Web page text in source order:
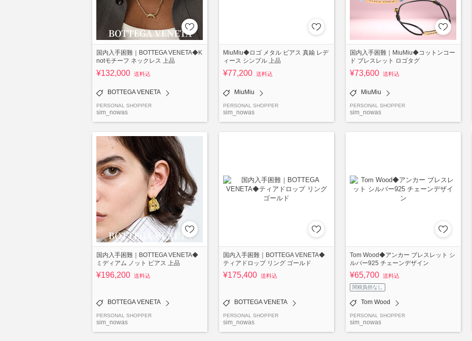
国内入手困難｜BOTTEGA VENETA◆K
notモチーフ ネックレス 上品
¥132,000 送料込
BOTTEGA VENETA
PERSONAL SHOPPER
sim_nowas
MiuMiu◆ロゴ メタル ピアス 真鍮 レデ
ィース シンプル 上品
¥77,200 送料込
MiuMiu
PERSONAL SHOPPER
sim_nowas
国内入手困難｜MiuMiu◆コットンコー
ド ブレスレット ロゴタグ
¥73,600 送料込
MiuMiu
PERSONAL SHOPPER
sim_nowas
国内入手困難｜BOTTEGA VENETA◆
ミディアム ノット ピアス 上品
¥196,200 送料込
BOTTEGA VENETA
PERSONAL SHOPPER
sim_nowas
国内入手困難｜BOTTEGA VENETA◆
ティアドロップ リング ゴールド
¥175,400 送料込
BOTTEGA VENETA
PERSONAL SHOPPER
sim_nowas
Tom Wood◆アンカー ブレスレット シ
ルバー925 チェーンデザイン
¥65,700 送料込
関税負担なし
Tom Wood
PERSONAL SHOPPER
sim_nowas